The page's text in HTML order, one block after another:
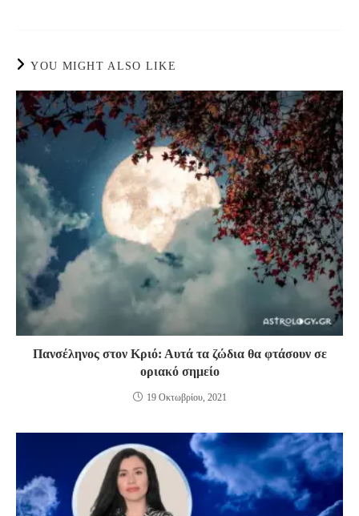
YOU MIGHT ALSO LIKE
Πανσέληνος στον Κριό: Αυτά τα ζώδια θα φτάσουν σε
οριακό σημείο
19 Οκτωβρίου, 2021